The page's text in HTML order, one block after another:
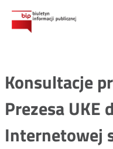
Konsultacje
Prezesa UKE
Internetowej